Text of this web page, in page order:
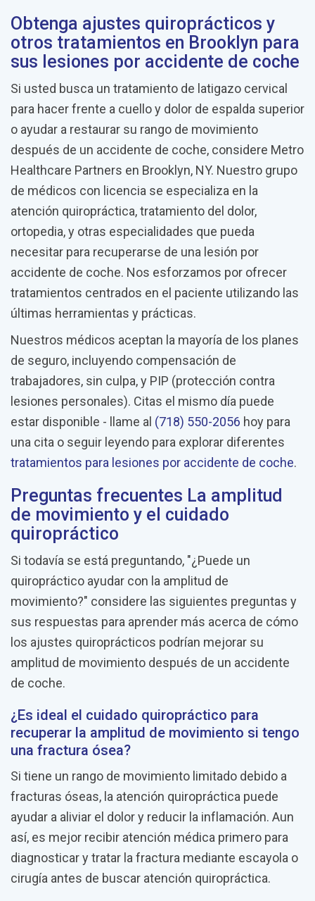
Obtenga ajustes quiroprácticos y
otros tratamientos en Brooklyn para
sus lesiones por accidente de coche
Si usted busca un tratamiento de latigazo cervical
para hacer frente a cuello y dolor de espalda superior
o ayudar a restaurar su rango de movimiento
después de un accidente de coche, considere Metro
Healthcare Partners en Brooklyn, NY. Nuestro grupo
de médicos con licencia se especializa en la
atención quiropráctica, tratamiento del dolor,
ortopedia, y otras especialidades que pueda
necesitar para recuperarse de una lesión por
accidente de coche. Nos esforzamos por ofrecer
tratamientos centrados en el paciente utilizando las
últimas herramientas y prácticas.
Nuestros médicos aceptan la mayoría de los planes
de seguro, incluyendo compensación de
trabajadores, sin culpa, y PIP (protección contra
lesiones personales). Citas el mismo día puede
estar disponible - llame al (718) 550-2056 hoy para
una cita o seguir leyendo para explorar diferentes
tratamientos para lesiones por accidente de coche.
Preguntas frecuentes La amplitud
de movimiento y el cuidado
quiropráctico
Si todavía se está preguntando, "¿Puede un
quiropráctico ayudar con la amplitud de
movimiento?" considere las siguientes preguntas y
sus respuestas para aprender más acerca de cómo
los ajustes quiroprácticos podrían mejorar su
amplitud de movimiento después de un accidente
de coche.
¿Es ideal el cuidado quiropráctico para
recuperar la amplitud de movimiento si tengo
una fractura ósea?
Si tiene un rango de movimiento limitado debido a
fracturas óseas, la atención quiropráctica puede
ayudar a aliviar el dolor y reducir la inflamación. Aun
así, es mejor recibir atención médica primero para
diagnosticar y tratar la fractura mediante escayola o
cirugía antes de buscar atención quiropráctica.